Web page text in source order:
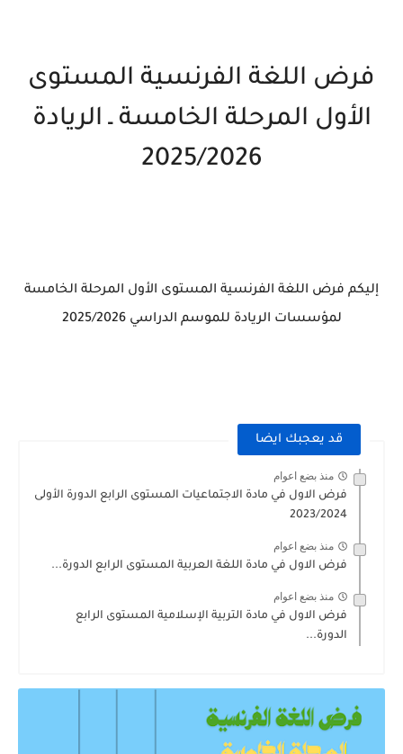
فرض اللغة الفرنسية المستوى
الأول المرحلة الخامسة ـ الريادة
2025/2026
إليكم فرض اللغة الفرنسية المستوى الأول المرحلة الخامسة
لمؤسسات الريادة للموسم الدراسي 2025/2026
قد يعجبك ايضا
منذ بضع اعوام
فرض الاول في مادة الاجتماعيات المستوى الرابع الدورة الأولى
2023/2024
منذ بضع اعوام
فرض الاول في مادة اللغة العربية المستوى الرابع الدورة...
منذ بضع اعوام
فرض الاول في مادة التربية الإسلامية المستوى الرابع
الدورة...